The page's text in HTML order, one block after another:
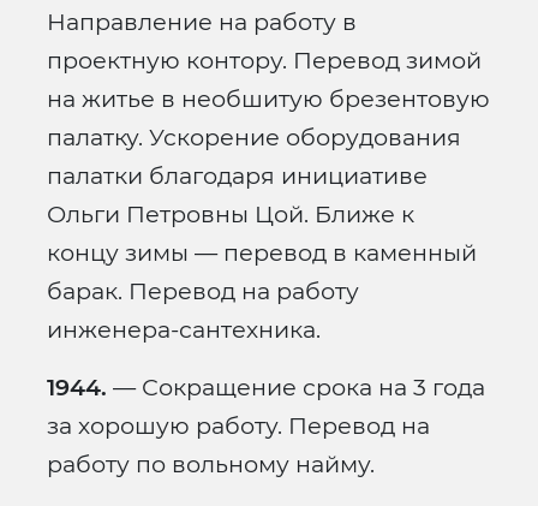
Направление на работу в
проектную контору. Перевод зимой
на житье в необшитую брезентовую
палатку. Ускорение оборудования
палатки благодаря инициативе
Ольги Петровны Цой. Ближе к
концу зимы — перевод в каменный
барак. Перевод на работу
инженера-сантехника.
1944. — Сокращение срока на 3 года
за хорошую работу. Перевод на
работу по вольному найму.